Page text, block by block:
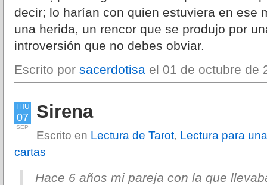
decir; lo harían con quien estuviera en ese
una herida, un rencor que se produjo por
introversión que no debes obviar.
Escrito por sacerdotisa el 01 de octubre de
THU
07
SEP
Sirena
Escrito en Lectura de Tarot, Lectura para
cartas
Hace 6 años mi pareja con la que